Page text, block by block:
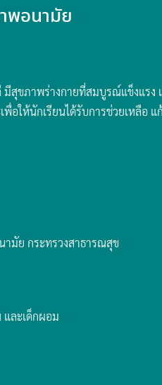
พอนามัย
มีสุขภาพร่างกายที่สมบูรณ์แข็งแร
ห้นักเรียนได้รับการช่วยเหลือ แ
มัย กระทรวงสาธารณสุข
และเด็กผอม